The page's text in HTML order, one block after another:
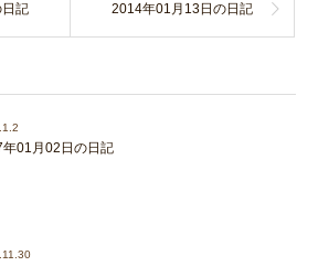
記 2014年01月13日の日記
01月02日の日記